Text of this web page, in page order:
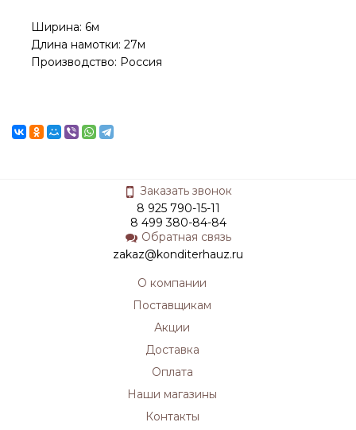
Ширина: 6м
Длина намотки: 27м
Производство: Россия
Заказать звонок
8 925 790-15-11
8 499 380-84-84
Обратная связь
zakaz@konditerhauz.ru
О компании
Поставщикам
Акции
Доставка
Оплата
Наши магазины
Контакты